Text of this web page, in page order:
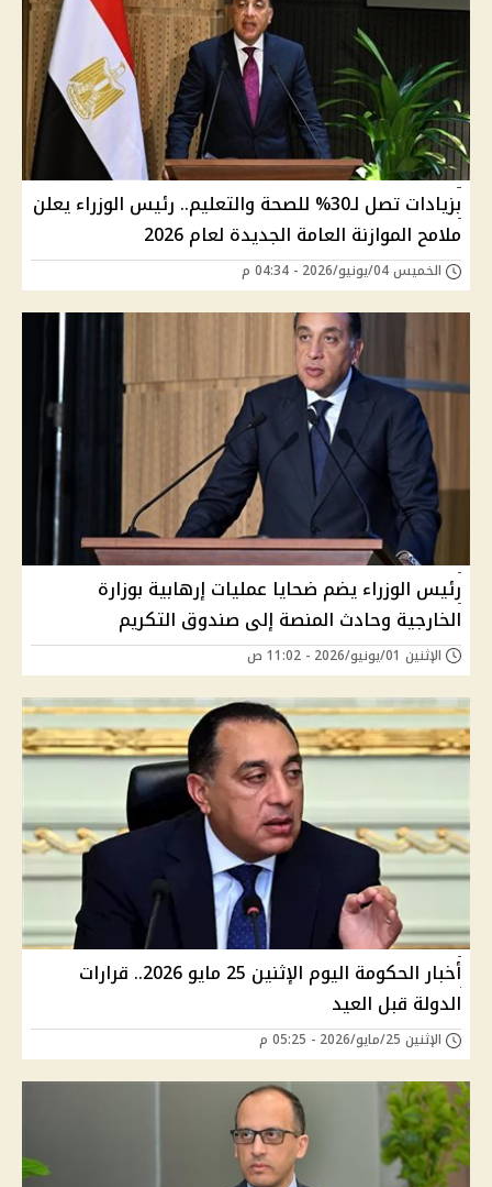
بزيادات تصل لـ30% للصحة والتعليم.. رئيس الوزراء يعلن
ملامح الموازنة العامة الجديدة لعام 2026
الخميس 04/يونيو/2026 - 04:34 م
رئيس الوزراء يضم ضحايا عمليات إرهابية بوزارة
الخارجية وحادث المنصة إلى صندوق التكريم
الإثنين 01/يونيو/2026 - 11:02 ص
أخبار الحكومة اليوم الإثنين 25 مايو 2026.. قرارات
الدولة قبل العيد
الإثنين 25/مايو/2026 - 05:25 م